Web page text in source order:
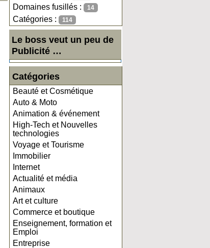
Domaines fusillés : 14
Catégories : 114
Le boss veut un peu de
Publicité …
Catégories
Beauté et Cosmétique
Auto & Moto
Animation & événement
High-Tech et Nouvelles
technologies
Voyage et Tourisme
Immobilier
Internet
Actualité et média
Animaux
Art et culture
Commerce et boutique
Enseignement, formation et
Emploi
Entreprise